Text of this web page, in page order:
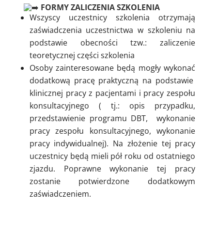
FORMY ZALICZENIA SZKOLENIA
Wszyscy uczestnicy szkolenia otrzymają
zaświadczenia uczestnictwa w szkoleniu na
podstawie obecności tzw.: zaliczenie
teoretycznej części szkolenia
Osoby zainteresowane będą mogły wykonać
dodatkową pracę praktyczną na podstawie
klinicznej pracy z pacjentami i pracy zespołu
konsultacyjnego ( tj.: opis przypadku,
przedstawienie programu DBT, wykonanie
pracy zespołu konsultacyjnego, wykonanie
pracy indywidualnej). Na złożenie tej pracy
uczestnicy będą mieli pół roku od ostatniego
zjazdu. Poprawne wykonanie tej pracy
zostanie potwierdzone dodatkowym
zaświadczeniem.